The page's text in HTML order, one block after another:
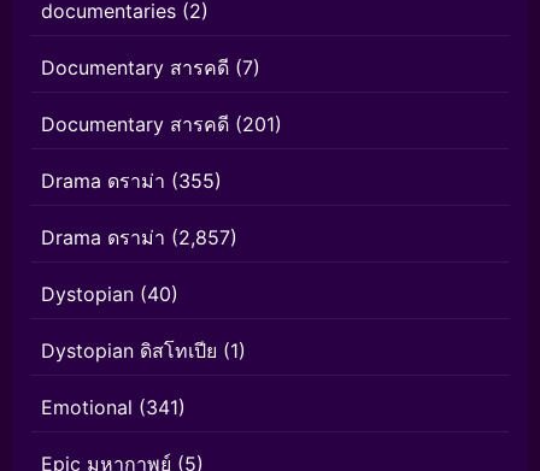
documentaries (2)
Documentary สารคดี (7)
Documentary สารคดี (201)
Drama ดราม่า (355)
Drama ดราม่า (2,857)
Dystopian (40)
Dystopian ดิสโทเปีย (1)
Emotional (341)
Epic มหากาพย์ (5)